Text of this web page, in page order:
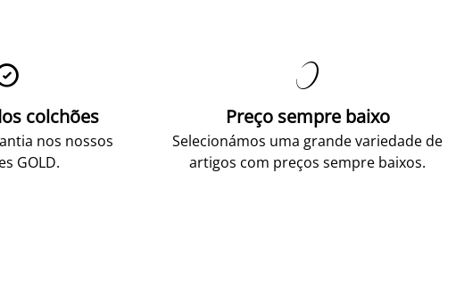
colchões
nos nossos
GOLD.

Preço sempre baixo
Selecionámos uma grande variedade de
artigos com preços sempre baixos.